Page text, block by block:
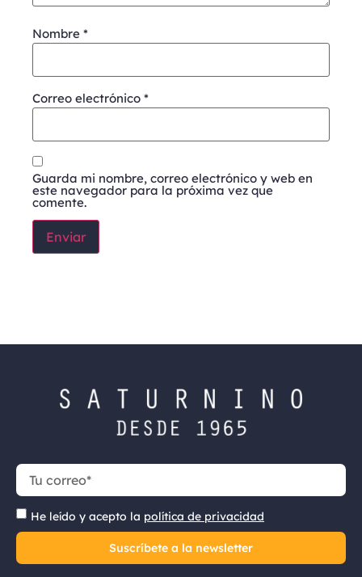
Nombre *
Correo electrónico *
Guarda mi nombre, correo electrónico y web en
este navegador para la próxima vez que
comente.
He leído y acepto la política de privacidad
Suscríbete a la newsletter